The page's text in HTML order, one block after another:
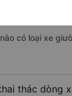
có loại xe
thác dòng